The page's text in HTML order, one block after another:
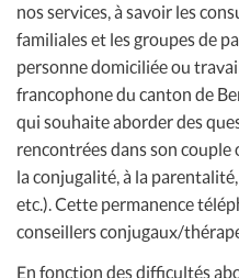
nos services, à savoir les
familiales et les groupes de
personne domiciliée ou
francophone du canton de
qui souhaite aborder des
rencontrées dans son couple
la conjugalité, à la
etc.). Cette permanence
conseillers conjugaux/
En fonction des difficultés